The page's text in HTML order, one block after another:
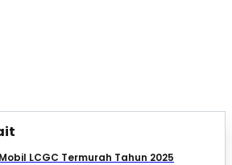
LCGC Termurah Tahun 2025